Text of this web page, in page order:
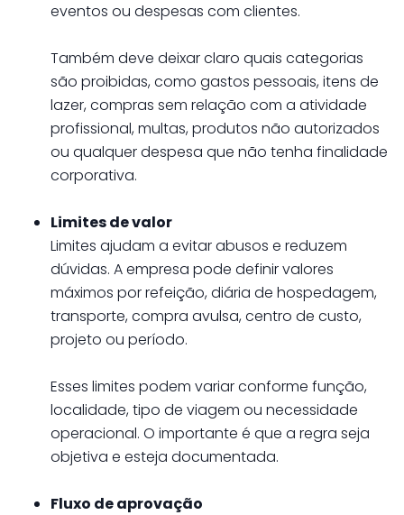
eventos ou despesas com clientes.
Também deve deixar claro quais categorias
são proibidas, como gastos pessoais, itens de
lazer, compras sem relação com a atividade
profissional, multas, produtos não autorizados
ou qualquer despesa que não tenha finalidade
corporativa.
Limites de valor
Limites ajudam a evitar abusos e reduzem
dúvidas. A empresa pode definir valores
máximos por refeição, diária de hospedagem,
transporte, compra avulsa, centro de custo,
projeto ou período.
Esses limites podem variar conforme função,
localidade, tipo de viagem ou necessidade
operacional. O importante é que a regra seja
objetiva e esteja documentada.
Fluxo de aprovação